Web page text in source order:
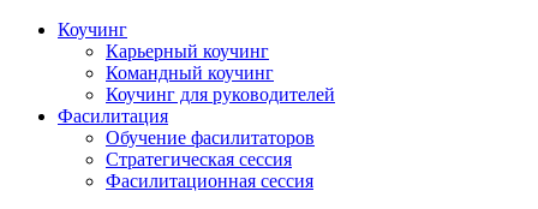
Коучинг
Карьерный коучинг
Командный коучинг
Коучинг для руководителей
Фасилитация
Обучение фасилитаторов
Стратегическая сессия
Фасилитационная сессия